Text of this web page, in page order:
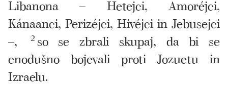
Libanona – Hetejci, Amoréjci,
Kánaanci, Perizéjci, Hivéjci in Jebusejci
–,
2so se zbrali skupaj, da bi se
enodušno bojevali proti Jozuetu in
Izraelu.